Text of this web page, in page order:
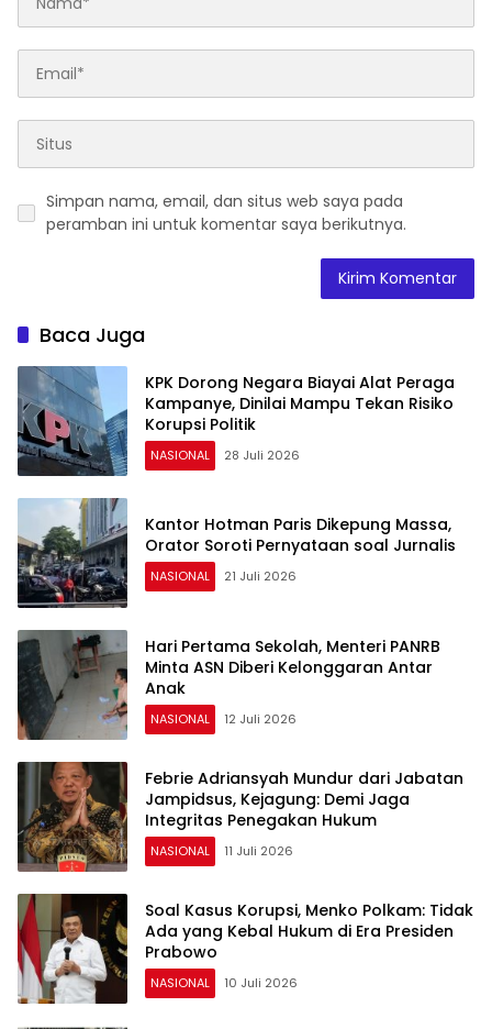
Simpan nama, email, dan situs web saya pada
peramban ini untuk komentar saya berikutnya.
Baca Juga
KPK Dorong Negara Biayai Alat Peraga
Kampanye, Dinilai Mampu Tekan Risiko
Korupsi Politik
NASIONAL 28 Juli 2026
Kantor Hotman Paris Dikepung Massa,
Orator Soroti Pernyataan soal Jurnalis
NASIONAL 21 Juli 2026
Hari Pertama Sekolah, Menteri PANRB
Minta ASN Diberi Kelonggaran Antar
Anak
NASIONAL 12 Juli 2026
Febrie Adriansyah Mundur dari Jabatan
Jampidsus, Kejagung: Demi Jaga
Integritas Penegakan Hukum
NASIONAL 11 Juli 2026
Soal Kasus Korupsi, Menko Polkam: Tidak
Ada yang Kebal Hukum di Era Presiden
Prabowo
NASIONAL 10 Juli 2026